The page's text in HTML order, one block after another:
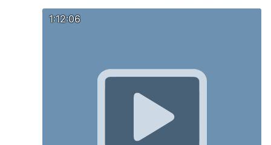
sympatycznie i nie powoduje ,,brzydkich,,
1:12:06